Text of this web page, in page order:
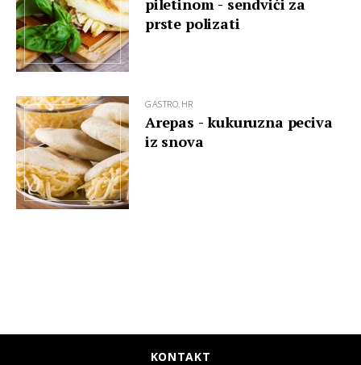
piletinom - sendviči za
prste polizati
GASTRO.HR
Arepas - kukuruzna peciva
iz snova
KONTAKT